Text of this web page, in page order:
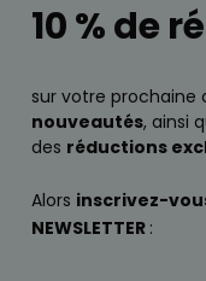
10 % de
sur votre prochaine
nouveautés, ainsi
des réductions
Alors inscrivez-
NEWSLETTER :